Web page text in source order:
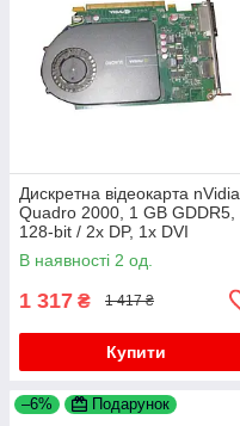
Дискретна відеокарта nVidia
Quadro 2000, 1 GB GDDR5,
128-bit / 2x DP, 1x DVI
В наявності 2 од.
1 317 ₴ 1 417 ₴
Купити
–6% Подарунок